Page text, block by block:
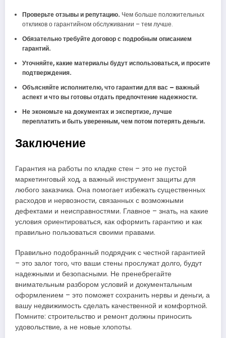
Проверьте отзывы и репутацию. Чем больше положительных
откликов о гарантийном обслуживании – тем лучше.
Обязательно требуйте договор с подробным описанием
гарантий.
Уточняйте, какие материалы будут использоваться, и просите
подтверждения.
Объясняйте исполнителю, что гарантии для вас – важный
аспект и что вы готовы отдать предпочтение надежности.
Не экономьте на документах и экспертизе, лучше
переплатить и быть уверенным, чем потом потерять деньги.
Заключение
Гарантия на работы по кладке стен – это не пустой
маркетинговый ход, а важный инструмент защиты для
любого заказчика. Она помогает избежать существенных
расходов и нервозности, связанных с возможными
дефектами и неисправностями. Главное – знать, на какие
условия ориентироваться, как оформить гарантию и как
правильно пользоваться своими правами.
Правильно подобранный подрядчик с честной гарантией
– это залог того, что ваши стены прослужат долго, будут
надежными и безопасными. Не пренебрегайте
внимательным разбором условий и документальным
оформлением – это поможет сохранить нервы и деньги, а
вашу недвижимость сделать качественной и комфортной.
Помните: строительство и ремонт должны приносить
удовольствие, а не новые хлопоты.